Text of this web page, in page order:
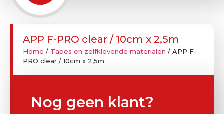
APP F-PRO clear / 10cm x 2,5m
Home / Tapes en zelfklevende materialen / APP F-
PRO clear / 10cm x 2,5m
Nog geen klant?